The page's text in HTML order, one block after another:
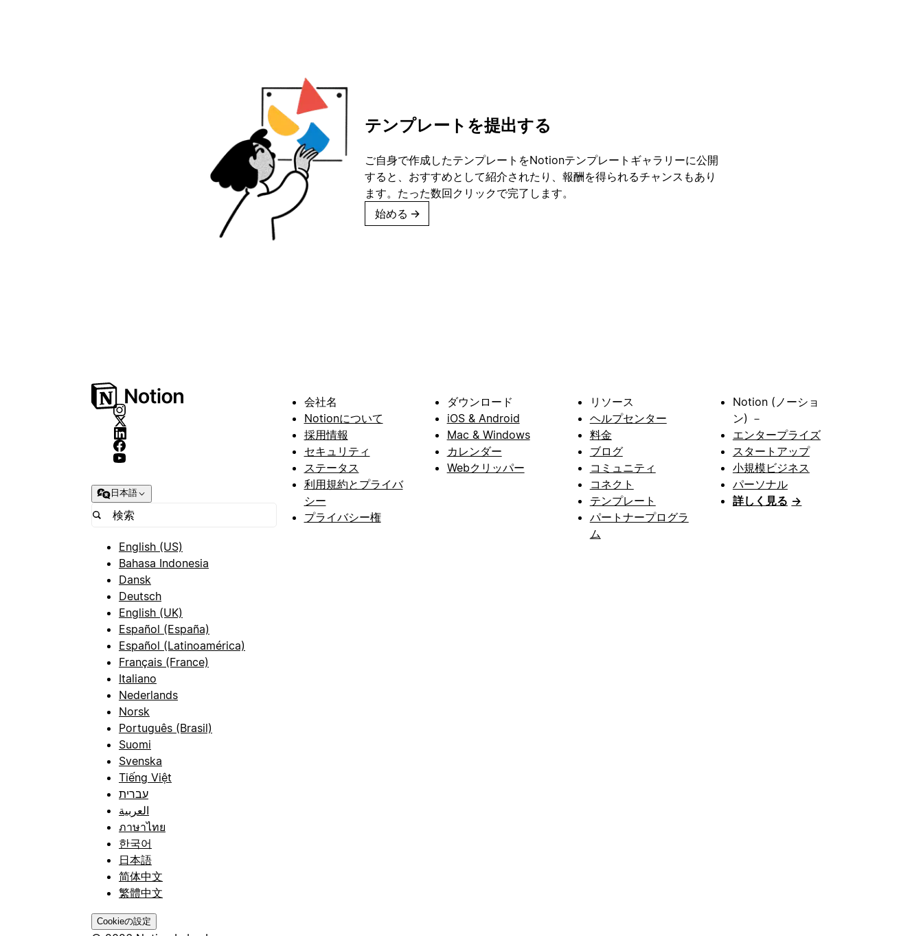
テンプレートを提出する
ご自身で作成したテンプレートをNotionテンプレートギャラリーに公開
すると、おすすめとして紹介されたり、報酬を得られるチャンスもあり
ます。たった数回クリックで完了します。
始める →
日本語
English (US)
Bahasa Indonesia
Dansk
Deutsch
English (UK)
Español (España)
Español (Latinoamérica)
Français (France)
Italiano
Nederlands
Norsk
Português (Brasil)
Suomi
Svenska
Tiếng Việt
עברית
العربية
ภาษาไทย
한국어
日本語
简体中文
繁體中文
Cookieの設定
会社名
Notionについて
採用情報
セキュリティ
ステータス
利用規約とプライバ
シー
プライバシー権
ダウンロード
iOS & Android
Mac & Windows
カレンダー
Webクリッパー
リソース
ヘルプセンター
料金
ブログ
コミュニティ
コネクト
テンプレート
パートナープログラ
ム
Notion (ノーショ
ン) －
エンタープライズ
スタートアップ
小規模ビジネス
パーソナル
詳しく見る →